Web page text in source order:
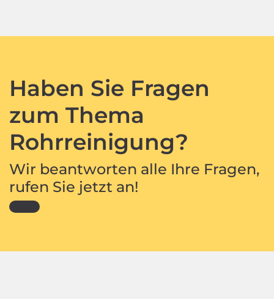
Haben Sie Fragen
zum Thema
Rohrreinigung?
Wir beantworten alle Ihre Fragen,
rufen Sie jetzt an!